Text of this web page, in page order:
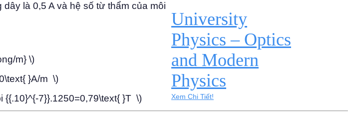
là 0,5 A và hệ số từ thẩm của môi
m} \)
}A/m \)
{{.10}^{-7}}.1250=0,79\text{ }T \)
University
Physics – Optics
and Modern
Physics
Xem Chi Tiết!